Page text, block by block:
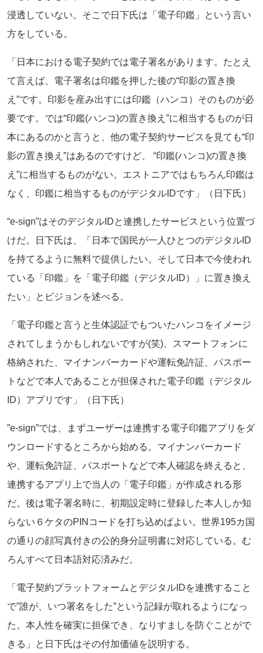
浸透していない。そこで日下氏は「電子印鑑」という言い
方をしている。
「日本における電子契約では電子署名があります。たとえ
て言えば、電子署名は印鑑を押した後の“印影の置き換
え”です。印影を産み出すには印鑑（ハンコ）そのものが必
要です。では“印鑑(ハンコ)の置き換え”に相当するものが日
本にあるのかと言うと、他の電子契約サービスを見ても“印
影の置き換え”はあるのですけど、 “印鑑(ハンコ)の置き換
え”に相当するものがない。エストニアではもちろん印鑑は
なく、印鑑に相当するものがデジタルIDです」（日下氏）
“e-sign”はそのデジタルIDと連携したサービスという位置づ
けだ。日下氏は、「日本で国民が一人ひとつのデジタルID
を持てるように無料で提供したい。そして日本で今使われ
ている「印鑑」を「電子印鑑（デジタルID）」に置き換え
たい」とビジョンを述べる。
「電子印鑑と言うと生体認証でもついたハンコをイメージ
されてしまうかもしれないですが(笑)、スマートフォンに
格納された、マイナンバーカードや運転免許証、パスポー
トなどで本人であることが担保された電子印鑑（デジタル
ID）アプリです」（日下氏）
”e-sign”では、まずユーザーは連携する電子印鑑アプリをダ
ウンロードするところから始める。マイナンバーカード
や、運転免許証、パスポートなどで本人確認を終えると、
連携するアプリ上で当人の「電子印鑑」が作成される形
だ。後は電子署名時に、初期設定時に登録した本人しか知
らない６ケタのPINコードを打ち込めばよい。世界195カ国
の通りの顔写真付きの公的身分証明書に対応している。む
ろんすべて日本語対応済みだ。
「電子契約プラットフォームとデジタルIDを連携すること
で”誰が、いつ署名をした”という記録が取れるようになっ
た。本人性を確実に担保でき、なりすましを防ぐことがで
きる」と日下氏はその付加価値を説明する。